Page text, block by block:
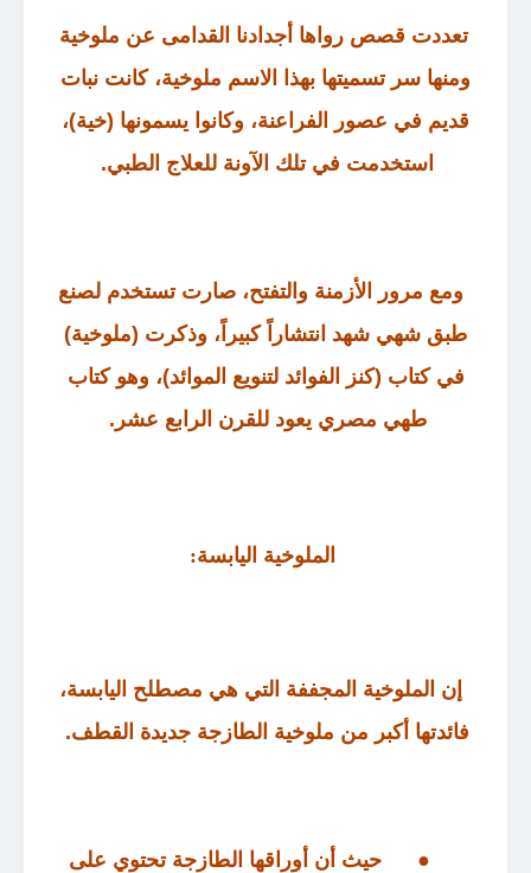
تعددت قصص رواها أجدادنا القدامى عن ملوخية
ومنها سر تسميتها بهذا الاسم ملوخية، كانت نبات
قديم في عصور الفراعنة، وكانوا يسمونها (خية)،
استخدمت في تلك الآونة للعلاج الطبي.
ومع مرور الأزمنة والتفتح، صارت تستخدم لصنع
طبق شهي شهد انتشاراً كبيراً، وذكرت (ملوخية)
في كتاب (كنز الفوائد لتنويع الموائد)، وهو كتاب
طهي مصري يعود للقرن الرابع عشر .
الملوخية اليابسة:
إن الملوخية المجففة التي هي مصطلح اليابسة،
فائدتها أكبر من ملوخية الطازجة جديدة القطف.
●
حيث أن أوراقها الطازجة تحتوي على